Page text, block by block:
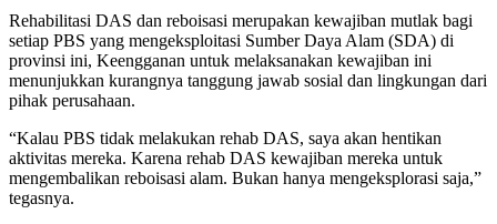
Rehabilitasi DAS dan reboisasi merupakan kewajiban mutlak bagi
setiap PBS yang mengeksploitasi Sumber Daya Alam (SDA) di
provinsi ini, Keengganan untuk melaksanakan kewajiban ini
menunjukkan kurangnya tanggung jawab sosial dan lingkungan dari
pihak perusahaan.
“Kalau PBS tidak melakukan rehab DAS, saya akan hentikan
aktivitas mereka. Karena rehab DAS kewajiban mereka untuk
mengembalikan reboisasi alam. Bukan hanya mengeksplorasi saja,”
tegasnya.